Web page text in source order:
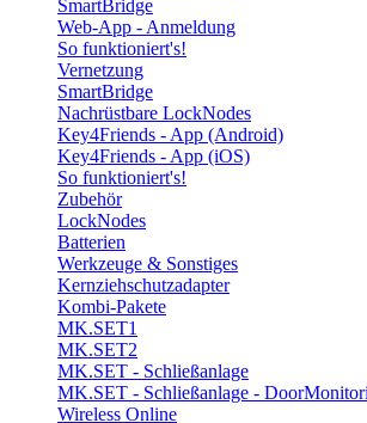
SmartBridge
Web-App - Anmeldung
So funktioniert's!
Vernetzung
SmartBridge
Nachrüstbare LockNodes
Key4Friends - App (Android)
Key4Friends - App (iOS)
So funktioniert's!
Zubehör
LockNodes
Batterien
Werkzeuge & Sonstiges
Kernziehschutzadapter
Kombi-Pakete
MK.SET1
MK.SET2
MK.SET - Schließanlage
MK.SET - Schließanlage -
Wireless Online